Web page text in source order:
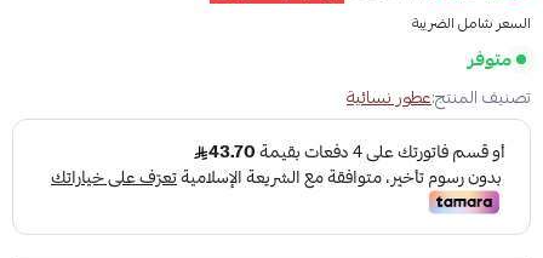
السعر شامل الضريبة
متوفر
تصنيف المنتج:عطور نسائية